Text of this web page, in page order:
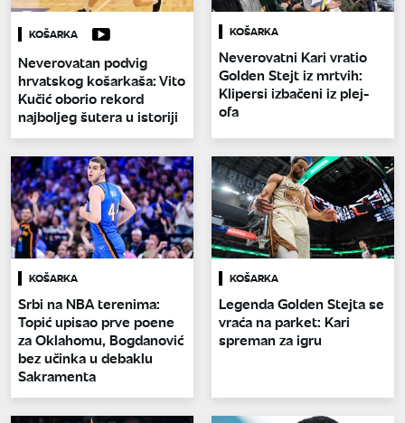
KOŠARKA
Neverovatan podvig
hrvatskog košarkaša: Vito
Kučić oborio rekord
najboljeg šutera u istoriji
KOŠARKA
Neverovatni Kari vratio
Golden Stejt iz mrtvih:
Klipersi izbačeni iz plej-
ofa
KOŠARKA
Srbi na NBA terenima:
Topić upisao prve poene
za Oklahomu, Bogdanović
bez učinka u debaklu
Sakramenta
KOŠARKA
Legenda Golden Stejta se
vraća na parket: Kari
spreman za igru